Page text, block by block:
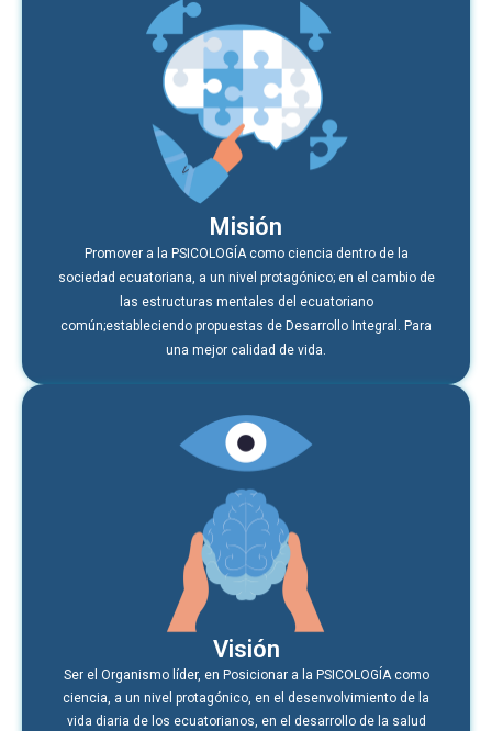
Misión
Promover a la PSICOLOGÍA como ciencia dentro de la
sociedad ecuatoriana, a un nivel protagónico; en el cambio de
las estructuras mentales del ecuatoriano
común;estableciendo propuestas de Desarrollo Integral. Para
una mejor calidad de vida.
Visión
Ser el Organismo líder, en Posicionar a la PSICOLOGÍA como
ciencia, a un nivel protagónico, en el desenvolvimiento de la
vida diaria de los ecuatorianos, en el desarrollo de la salud